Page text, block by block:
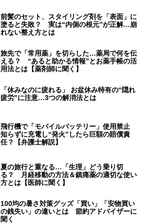
前髪のセット、スタイリング剤を「表面」に
塗ると失敗？ 実は“内側の根元”が正解…崩
れない整え方とは
旅先で「常用薬」を切らした…薬局で何を伝
える？ “あると助かる情報”とお薬手帳の活
用法とは【薬剤師に聞く】
「休みなのに疲れる」 お盆休み特有の“隠れ
疲労”に注意…3つの解消法とは
飛行機で「モバイルバッテリー」使用禁止
知らずに充電し“発火”したら巨額の賠償責
任？【弁護士解説】
夏の旅行と重なる…「生理」どう乗り切
る？ 月経移動の方法＆鎮痛薬の適切な使い
方とは【医師に聞く】
100均の暑さ対策グッズ「買い」「安物買い
の銭失い」の違いとは 節約アドバイザーに
聞く